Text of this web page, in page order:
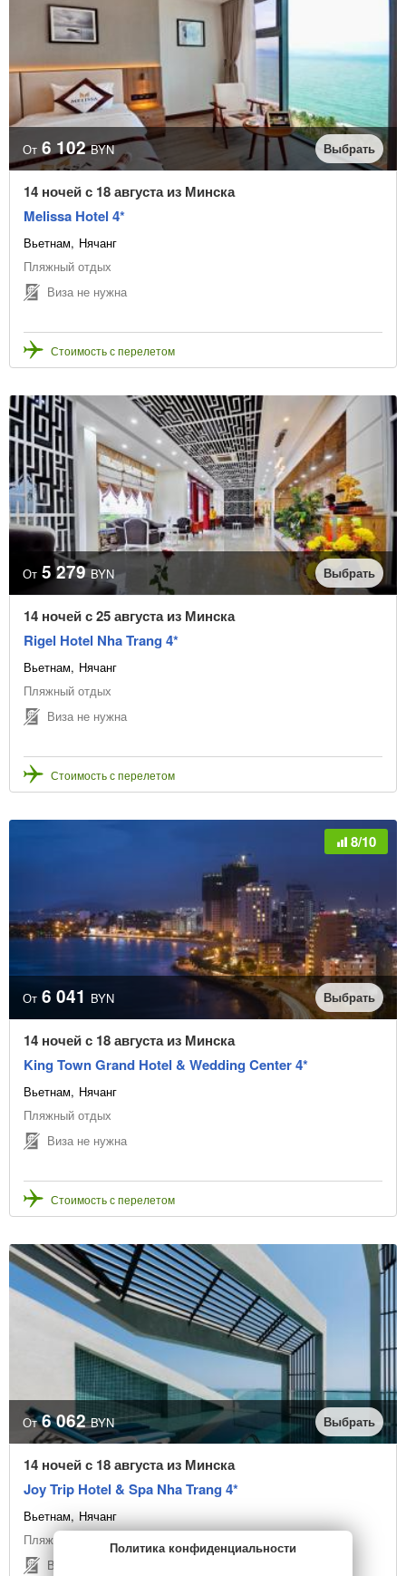
От 6 102 BYN Выбрать
14 ночей с 18 августа из Минска
Melissa Hotel 4*
Вьетнам Нячанг
Пляжный отдых
Виза не нужна
Стоимость с перелетом
От 5 279 BYN Выбрать
14 ночей с 25 августа из Минска
Rigel Hotel Nha Trang 4*
Вьетнам Нячанг
Пляжный отдых
Виза не нужна
Стоимость с перелетом
8/10
От 6 041 BYN Выбрать
14 ночей с 18 августа из Минска
King Town Grand Hotel & Wedding Center 4*
Вьетнам Нячанг
Пляжный отдых
Виза не нужна
Стоимость с перелетом
От 6 062 BYN Выбрать
14 ночей с 18 августа из Минска
Joy Trip Hotel & Spa Nha Trang 4*
Вьетнам Нячанг
Пляжный отдых
Виза не нужна
Политика конфиденциальности